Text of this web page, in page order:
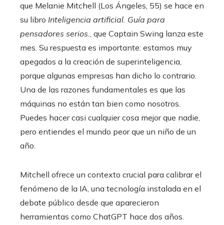
que Melanie Mitchell (Los Ángeles, 55) se hace en
su libro Inteligencia artificial. Guía para
pensadores serios., que Captain Swing lanza este
mes. Su respuesta es importante: estamos muy
apegados a la creación de superinteligencia,
porque algunas empresas han dicho lo contrario.
Una de las razones fundamentales es que las
máquinas no están tan bien como nosotros.
Puedes hacer casi cualquier cosa mejor que nadie,
pero entiendes el mundo peor que un niño de un
año.
Mitchell ofrece un contexto crucial para calibrar el
fenómeno de la IA, una tecnología instalada en el
debate público desde que aparecieron
herramientas como ChatGPT hace dos años.